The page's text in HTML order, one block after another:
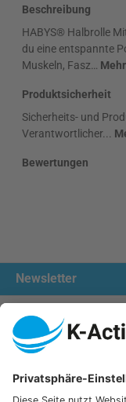
Beschreibung
HABYS® Halbrolle
du eine entspannte
Muskeln, Fasz… Mehr
Produktsicherheit
Sicherheits- und
Verantwortlicher...
Bewertungen
Newsletter
Unsere
Wir versenden mit: